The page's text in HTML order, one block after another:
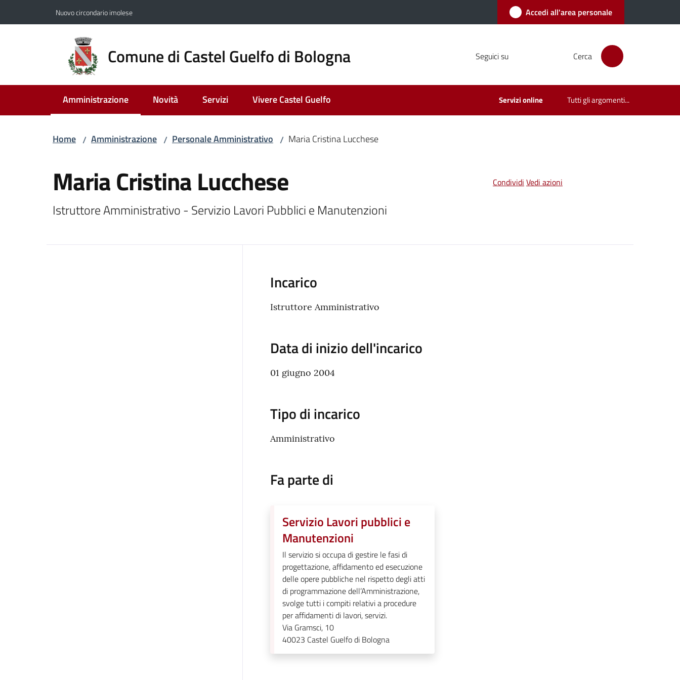
Nuovo circondario imolese Accedi all'area personale
Comune di Castel Guelfo di Bologna Seguici su Cerca
Amministrazione
Menu selezionato Novità Servizi Vivere Castel Guelfo Servizi online Tutti gli argomenti...
Home / Amministrazione / Personale Amministrativo / Maria Cristina Lucchese
Maria Cristina Lucchese
Istruttore Amministrativo - Servizio Lavori Pubblici e Manutenzioni
Condividi Vedi azioni
Incarico
Istruttore Amministrativo
Data di inizio dell'incarico
01 giugno 2004
Tipo di incarico
Amministrativo
Fa parte di
Servizio Lavori pubblici e
Manutenzioni
Il servizio si occupa di gestire le fasi di
progettazione, affidamento ed esecuzione
delle opere pubbliche nel rispetto degli atti
di programmazione dell’Amministrazione,
svolge tutti i compiti relativi a procedure
per affidamenti di lavori, servizi.
Via Gramsci, 10
40023 Castel Guelfo di Bologna